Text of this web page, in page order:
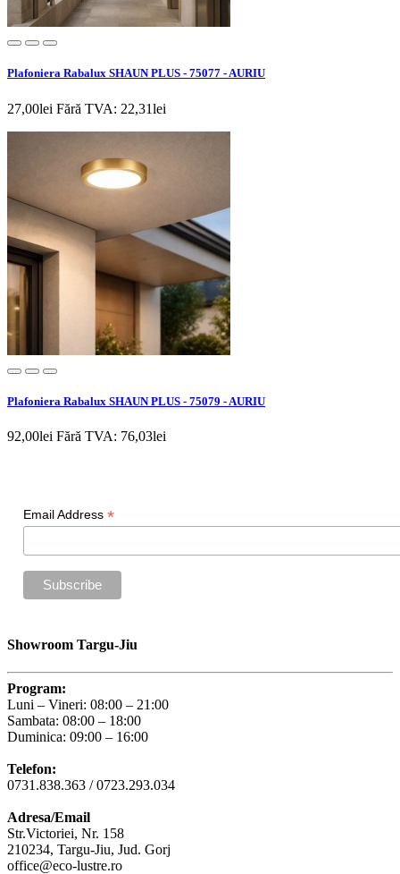
Plafoniera Rabalux SHAUN PLUS - 75077 - AURIU
27,00lei Fără TVA: 22,31lei
Plafoniera Rabalux SHAUN PLUS - 75079 - AURIU
92,00lei Fără TVA: 76,03lei
Email Address *
Showroom Targu-Jiu
Program:
Luni – Vineri: 08:00 – 21:00
Sambata: 08:00 – 18:00
Duminica: 09:00 – 16:00
Telefon:
0731.838.363 / 0723.293.034
Adresa/Email
Str.Victoriei, Nr. 158
210234, Targu-Jiu, Jud. Gorj
office@eco-lustre.ro